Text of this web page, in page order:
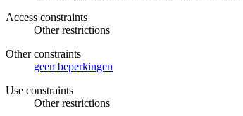
Access constraints
Other restrictions
Other constraints
geen beperkingen
Use constraints
Other restrictions